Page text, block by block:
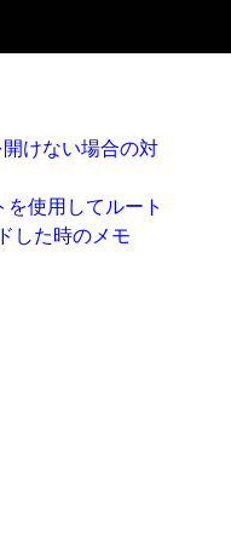
けない場合の対
使用してルート
した時のメモ